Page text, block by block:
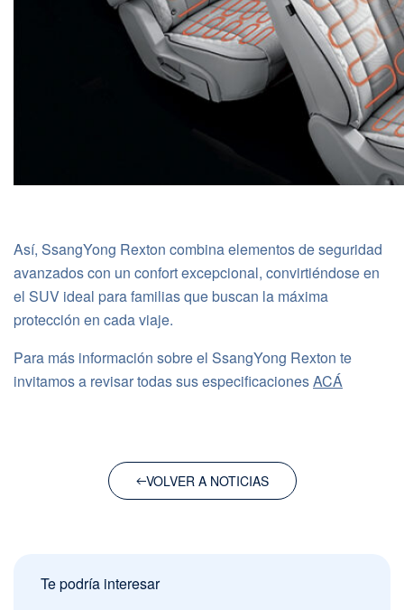
Así, SsangYong Rexton combina elementos de seguridad
avanzados con un confort excepcional, convirtiéndose en
el SUV ideal para familias que buscan la máxima
protección en cada viaje.
Para más información sobre el SsangYong Rexton te
invitamos a revisar todas sus especificacionesACÁ
VOLVER A NOTICIAS
Te podría interesar